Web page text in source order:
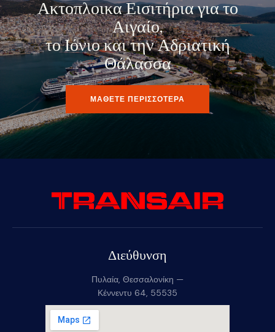
Ακτοπλοικα Εισιτήρια για το
Αιγαίο,
το Ιόνιο και την Αδριατική
Θάλασσα
ΜΑΘΕΤΕ ΠΕΡΙΣΣΟΤΕΡΑ
Διεύθυνση
Πυλαία, Θεσσαλονίκη —
Κέννεντυ 64, 55535